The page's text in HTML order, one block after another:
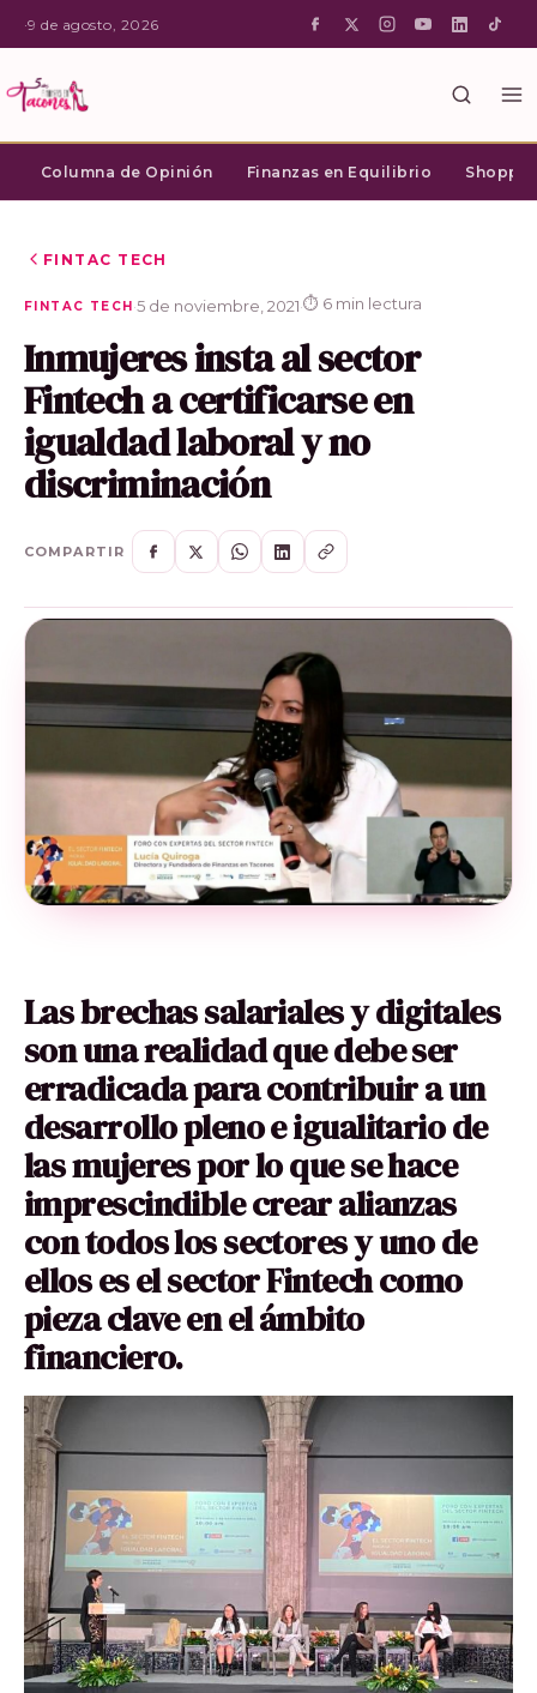
·9 de agosto, 2026
Columna de Opinión Finanzas en Equilibrio
FINTAC TECH
FINTAC TECH·5 de noviembre, 2021·⏱ 6 min lectura
Inmujeres insta al sector
Fintech a certificarse en
igualdad laboral y no
discriminación
COMPARTIR
Las brechas salariales y digitales
son una realidad que debe ser
erradicada para contribuir a un
desarrollo pleno e igualitario de
las mujeres por lo que se hace
imprescindible crear alianzas
con todos los sectores y uno de
ellos es el sector Fintech como
pieza clave en el ámbito
financiero.